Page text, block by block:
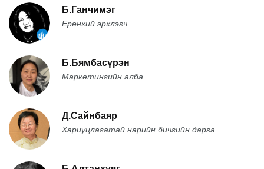
Б.Ганчимэг
Ерөнхий эрхлэгч
Б.Бямбасүрэн
Маркетингийн алба
Д.Сайнбаяр
Хариуцлагатай нарийн бичгийн дарга